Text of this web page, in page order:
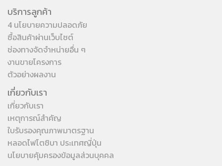
บริการลูกค้า
4 นโยบายความปลอดภัย
ซื้อสินค้าผ่านเว็บไซต์
ช่องทางจัดจำหน่ายอื่น ๆ
งานขายโครงการ
ตัวอย่างผลงาน
เกี่ยวกับเรา
เกี่ยวกับเรา
เหตุการณ์สำคัญ
ใบรับรองคุณภาพมาตรฐาน
หลอดไฟโตชิบา ประเทศญี่ปุ่น
นโยบายคุ้มครองข้อมูลส่วนบุคคล